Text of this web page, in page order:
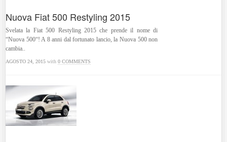
Nuova Fiat 500 Restyling 2015
Svelata la Fiat 500 Restyling 2015 che prende il nome di
“Nuova 500“! A 8 anni dal fortunato lancio, la Nuova 500 non
cambia..
AGOSTO 24, 2015 with0 COMMENTS